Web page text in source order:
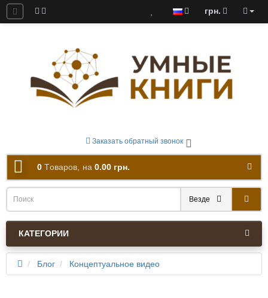
грн.
Заказать обратный звонок
0 Tоваров, на 0.00 грн.
Везде
КАТЕГОРИИ
Блог Концептуальное видео